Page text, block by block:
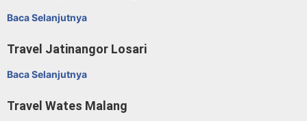
Baca Selanjutnya
Travel Jatinangor Losari
Baca Selanjutnya
Travel Wates Malang